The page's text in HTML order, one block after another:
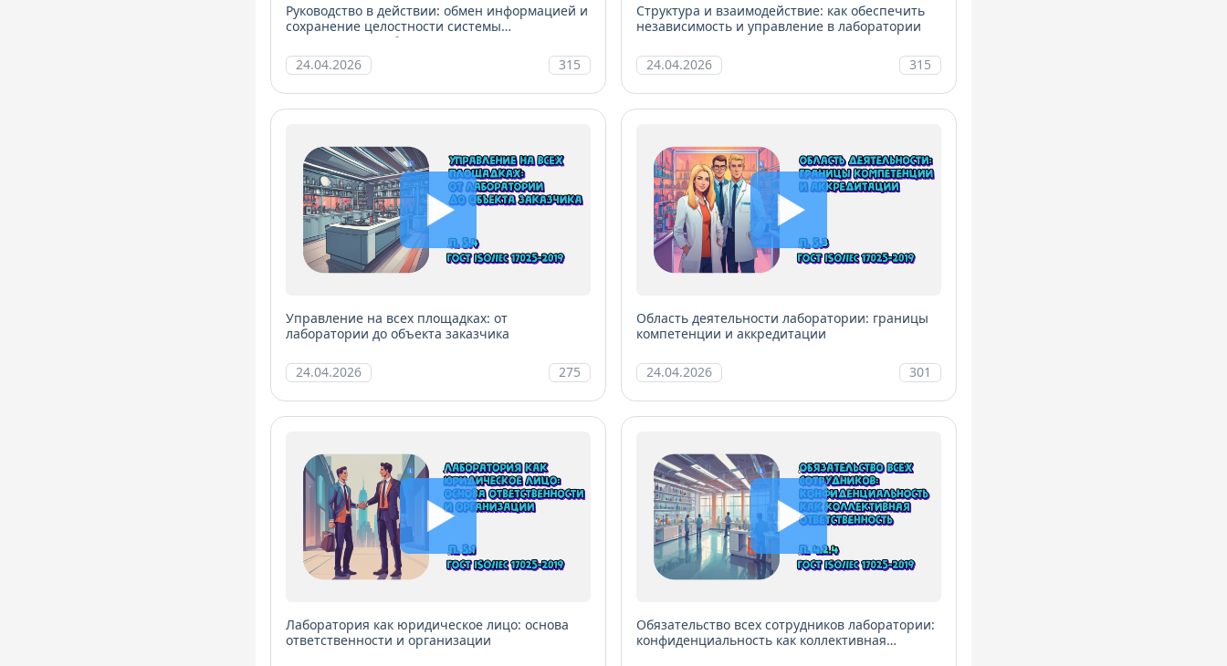
Руководство в действии: обмен информацией и
сохранение целостности системы
менеджмента лаборатории
24.04.2026
315
Структура и взаимодействие: как обеспечить
независимость и управление в лаборатории
24.04.2026 315
Управление на всех площадках: от
лаборатории до объекта заказчика
24.04.2026 275
Область деятельности лаборатории: границы
компетенции и аккредитации
24.04.2026 301
Лаборатория как юридическое лицо: основа
ответственности и организации
Обязательство всех сотрудников лаборатории:
конфиденциальность как коллективная